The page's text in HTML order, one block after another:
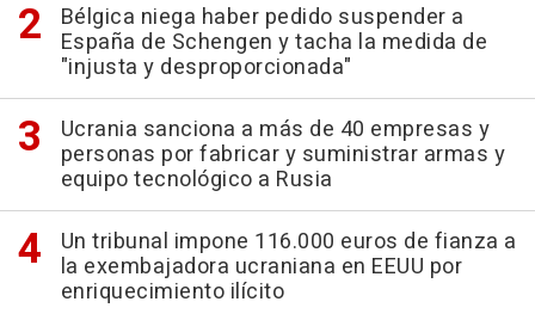
Bélgica niega haber pedido suspender a
España de Schengen y tacha la medida de
"injusta y desproporcionada"
Ucrania sanciona a más de 40 empresas y
personas por fabricar y suministrar armas y
equipo tecnológico a Rusia
Un tribunal impone 116.000 euros de fianza a
la exembajadora ucraniana en EEUU por
enriquecimiento ilícito